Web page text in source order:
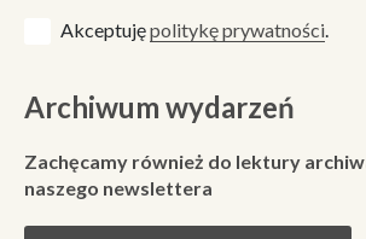
Akceptujępolitykę prywatności
Archiwum wydarzeń
Zachęcamy również do lektury
naszego newslettera